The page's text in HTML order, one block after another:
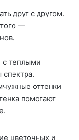
друг с другом.
—
с теплыми
спектра.
оттенки
помогают